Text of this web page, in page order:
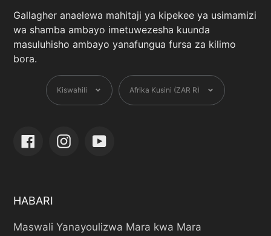
Gallagher anaelewa mahitaji ya kipekee ya usimamizi
wa shamba ambayo imetuwezesha kuunda
masuluhisho ambayo yanafungua fursa za kilimo
bora.
Lugha
Kiswahili Sarafu
Afrika Kusini (ZAR R)
FacebookInstagramYouTube
HABARI
Maswali Yanayoulizwa Mara kwa Mara